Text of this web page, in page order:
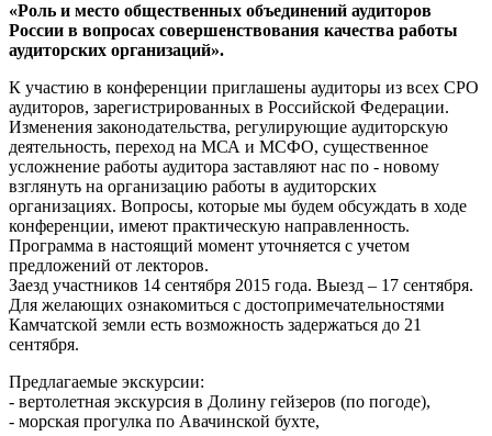
«Роль и место общественных объединений аудиторов
России в вопросах совершенствования качества работы
аудиторских организаций».
К участию в конференции приглашены аудиторы из всех СРО
аудиторов, зарегистрированных в Российской Федерации.
Изменения законодательства, регулирующие аудиторскую
деятельность, переход на МСА и МСФО, существенное
усложнение работы аудитора заставляют нас по - новому
взглянуть на организацию работы в аудиторских
организациях. Вопросы, которые мы будем обсуждать в ходе
конференции, имеют практическую направленность.
Программа в настоящий момент уточняется с учетом
предложений от лекторов.
Заезд участников 14 сентября 2015 года. Выезд – 17 сентября.
Для желающих ознакомиться с достопримечательностями
Камчатской земли есть возможность задержаться до 21
сентября.
Предлагаемые экскурсии:
- вертолетная экскурсия в Долину гейзеров (по погоде),
- морская прогулка по Авачинской бухте,